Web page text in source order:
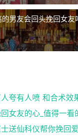
男友会回头挽回女友
夸有人喷 和合术效
女友的心_值得一看